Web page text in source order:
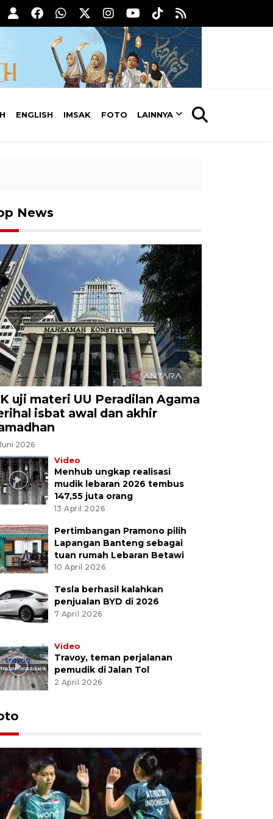
ENGLISH IMSAK FOTO LAINNYA
News
uji materi UU Peradilan Agama
isbat awal dan akhir
2026
Video
Menhub ungkap realisasi
mudik lebaran 2026 tembus
147,55 juta orang
13 April 2026
Pertimbangan Pramono pilih
Lapangan Banteng sebagai
tuan rumah Lebaran Betawi
10 April 2026
Tesla berhasil kalahkan
penjualan BYD di 2026
7 April 2026
Video
Travoy, teman perjalanan
pemudik di Jalan Tol
2 April 2026